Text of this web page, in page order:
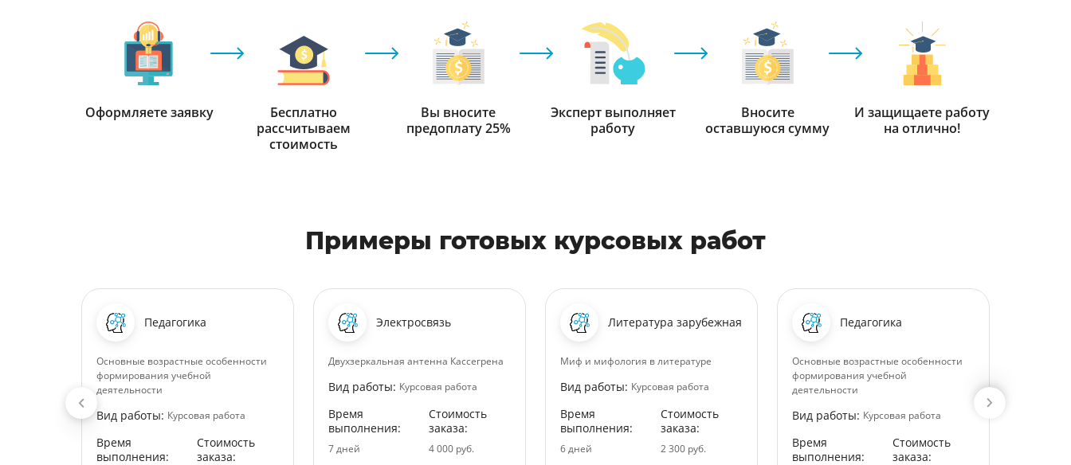
Оформляете заявку
Бесплатно
рассчитываем
стоимость
Вы вносите
предоплату 25%
Эксперт выполняет
работу
Вносите
оставшуюся сумму
И защищаете работу
на отлично!
Примеры готовых курсовых работ
Педагогика
Основные возрастные особенности
формирования учебной
деятельности
Вид работы: Курсовая работа
Время
выполнения:
Стоимость
заказа:
Электросвязь
Двухзеркальная антенна Кассегрена
Вид работы: Курсовая работа
Время
выполнения:
7 дней
Стоимость
заказа:
4 000 руб.
Литература зарубежная
Миф и мифология в литературе
Вид работы: Курсовая работа
Время
выполнения:
6 дней
Стоимость
заказа:
2 300 руб.
Педагогика
Основные возрастные особенности
формирования учебной
деятельности
Вид работы: Курсовая работа
Время
выполнения:
Стоимость
заказа: